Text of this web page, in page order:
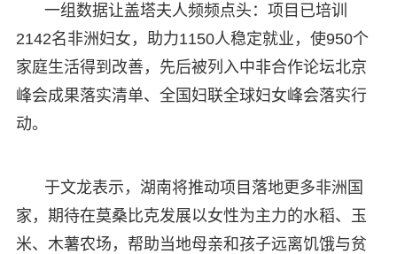
一组数据让盖塔夫人频频点头：项目已培训
2142名非洲妇女，助力1150人稳定就业，使950个
家庭生活得到改善，先后被列入中非合作论坛北京
峰会成果落实清单、全国妇联全球妇女峰会落实行
动。
于文龙表示，湖南将推动项目落地更多非洲国
家，期待在莫桑比克发展以女性为主力的水稻、玉
米、木薯农场，帮助当地母亲和孩子远离饥饿与贫